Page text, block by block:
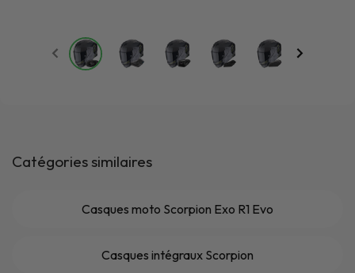
Catégories similaires
Casques moto Scorpion Exo R1 Evo
Casques intégraux Scorpion